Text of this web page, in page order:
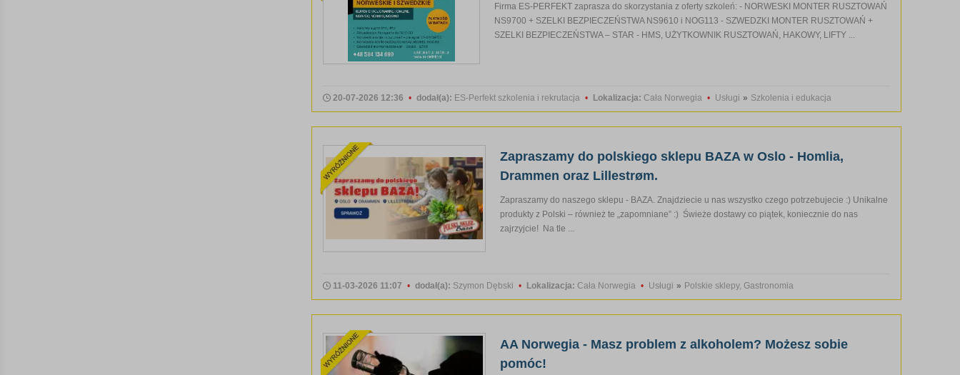
Firma ES-PERFEKT zaprasza do skorzystania z oferty szkoleń: - NORWESKI MONTER RUSZTOWAŃ
NS9700 + SZELKI BEZPIECZEŃSTWA NS9610 i NOG113 - SZWEDZKI MONTER RUSZTOWAŃ +
SZELKI BEZPIECZEŃSTWA – STAR - HMS, UŻYTKOWNIK RUSZTOWAŃ, HAKOWY, LIFTY ...
20-07-2026 12:36 • dodał(a): ES-Perfekt szkolenia i rekrutacja • Lokalizacja: Cała Norwegia • Usługi » Szkolenia i edukacja
Zapraszamy do polskiego sklepu BAZA w Oslo - Homlia,
Drammen oraz Lillestrøm.
Zapraszamy do naszego sklepu - BAZA. Znajdziecie u nas wszystko czego potrzebujecie :) Unikalne
produkty z Polski – również te „zapomniane” :) Świeże dostawy co piątek, koniecznie do nas
zajrzyjcie! Na tle ...
11-03-2026 11:07 • dodał(a): Szymon Dębski • Lokalizacja: Cała Norwegia • Usługi » Polskie sklepy, Gastronomia
AA Norwegia - Masz problem z alkoholem? Możesz sobie
pomóc!